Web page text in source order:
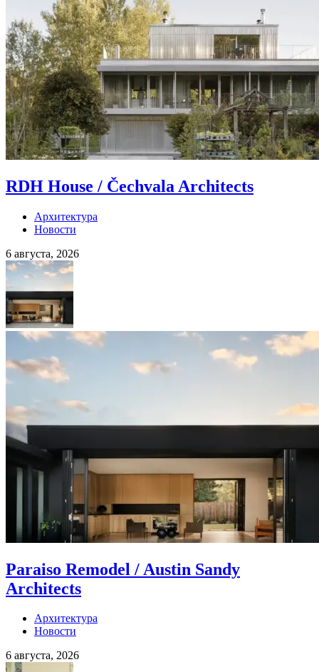
RDH House / Čechvala Architects
Архитектура
Новости
6 августа, 2026
Paraiso Remodel / Austin Sandy
Architects
Архитектура
Новости
6 августа, 2026